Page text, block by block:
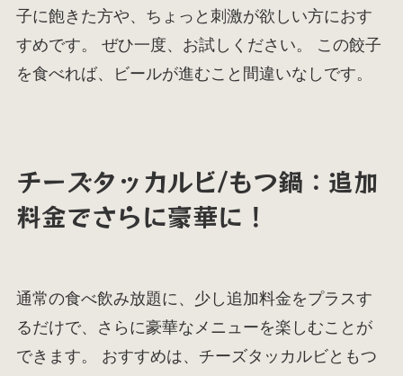
子に飽きた方や、ちょっと刺激が欲しい方におす
すめです。 ぜひ一度、お試しください。 この餃子
を食べれば、ビールが進むこと間違いなしです。
チーズタッカルビ/もつ鍋：追加
料金でさらに豪華に！
通常の食べ飲み放題に、少し追加料金をプラスす
るだけで、さらに豪華なメニューを楽しむことが
できます。 おすすめは、チーズタッカルビともつ